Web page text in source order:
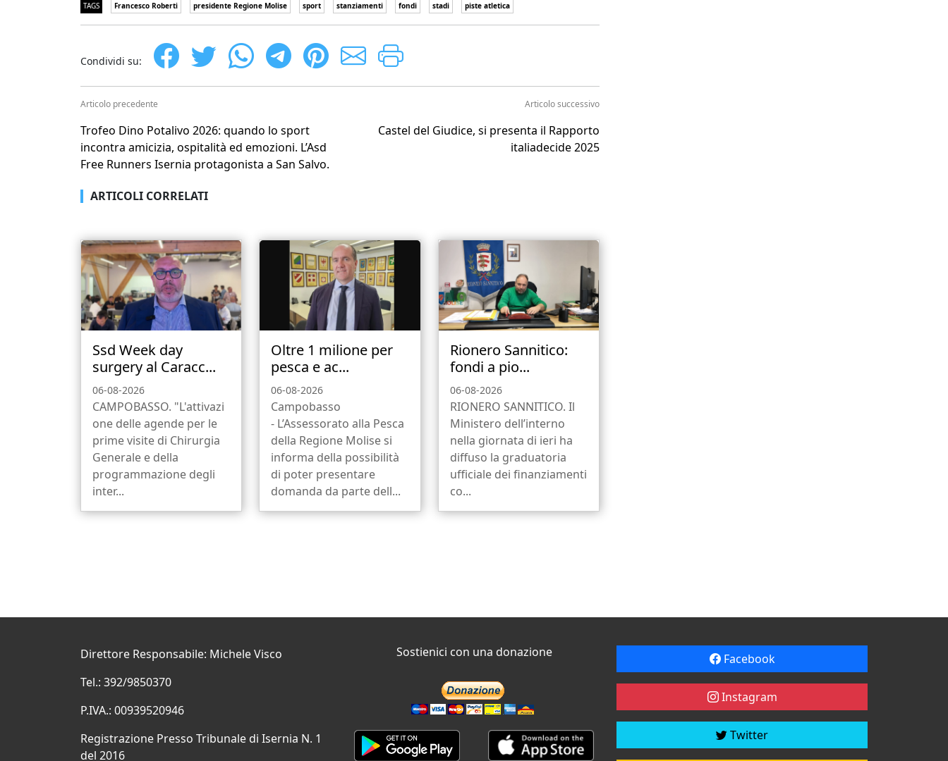
TAGS Francesco Roberti presidente Regione Molise sport stanziamenti fondi stadi piste atletica
Condividi su:
Articolo precedente
Trofeo Dino Potalivo 2026: quando lo sport
incontra amicizia, ospitalità ed emozioni. L’Asd
Free Runners Isernia protagonista a San Salvo.
Articolo successivo
Castel del Giudice, si presenta il Rapporto
italiadecide 2025
ARTICOLI CORRELATI
Ssd Week day
surgery al Caracc...
06-08-2026
CAMPOBASSO. "L'attivazi
one delle agende per le
prime visite di Chirurgia
Generale e della
programmazione degli
inter...
Oltre 1 milione per
pesca e ac...
06-08-2026
Campobasso
- L’Assessorato alla Pesca
della Regione Molise si
informa della possibilità
di poter presentare
domanda da parte dell...
Rionero Sannitico:
fondi a pio...
06-08-2026
RIONERO SANNITICO. Il
Ministero dell’interno
nella giornata di ieri ha
diffuso la graduatoria
ufficiale dei finanziamenti
co...
Direttore Responsabile: Michele Visco
Tel.: 392/9850370
P.IVA.: 00939520946
Registrazione Presso Tribunale di Isernia N. 1
del 2016
Sostienici con una donazione Facebook
Instagram
Twitter